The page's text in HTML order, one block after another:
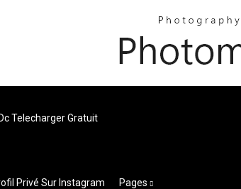
Telecharger Gratuit
Privé Sur Instagram Pages